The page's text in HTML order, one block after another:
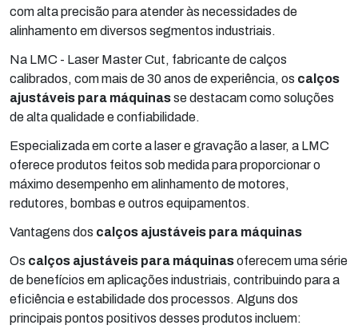
com alta precisão para atender às necessidades de
alinhamento em diversos segmentos industriais.
Na LMC - Laser Master Cut, fabricante de calços
calibrados, com mais de 30 anos de experiência, os calços
ajustáveis para máquinasse destacam como soluções
de alta qualidade e confiabilidade.
Especializada em corte a laser e gravação a laser, a LMC
oferece produtos feitos sob medida para proporcionar o
máximo desempenho em alinhamento de motores,
redutores, bombas e outros equipamentos.
Vantagens dos calços ajustáveis para máquinas
Os calços ajustáveis para máquinasoferecem uma série
de benefícios em aplicações industriais, contribuindo para a
eficiência e estabilidade dos processos. Alguns dos
principais pontos positivos desses produtos incluem: